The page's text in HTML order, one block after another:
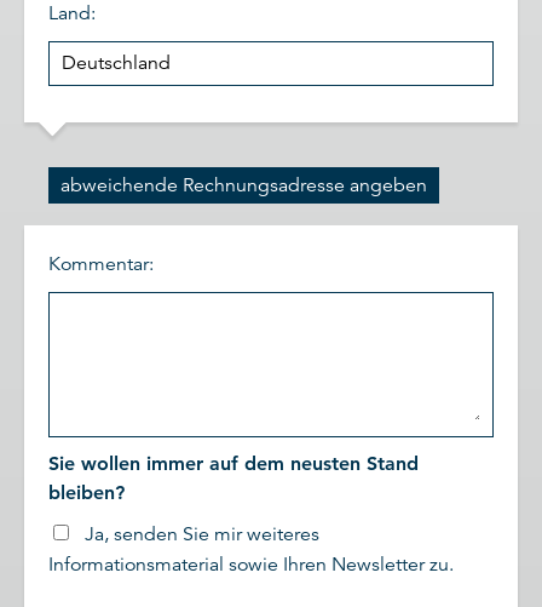
Land:
abweichende Rechnungsadresse angeben
Kommentar:
Sie wollen immer auf dem neusten Stand
bleiben?
Ja, senden Sie mir weiteres
Informationsmaterial sowie Ihren Newsletter zu.